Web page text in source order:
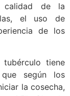
calidad de la
el uso de
de los
tiene
según los
la cosecha,